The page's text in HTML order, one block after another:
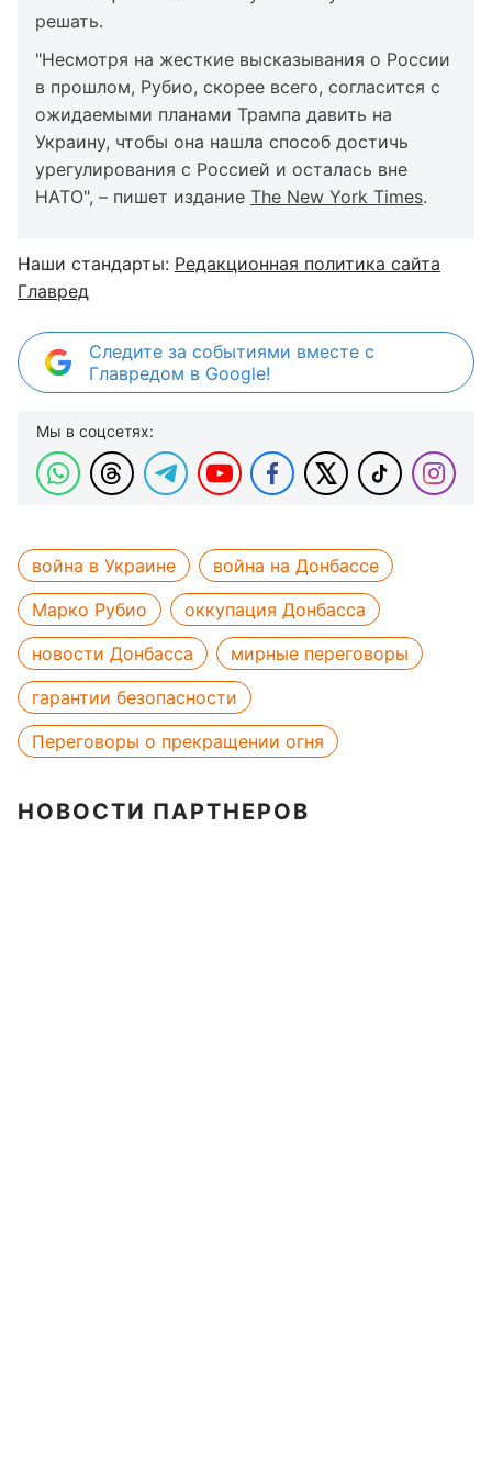
решать.
"Несмотря на жесткие высказывания о России
в прошлом, Рубио, скорее всего, согласится с
ожидаемыми планами Трампа давить на
Украину, чтобы она нашла способ достичь
урегулирования с Россией и осталась вне
НАТО", – пишет издание The New York Times.
Наши стандарты: Редакционная политика сайта
Главред
Следите за событиями вместе с
Главредом в Google!
Мы в соцсетях:
война в Украине
война на Донбассе
Марко Рубио
оккупация Донбасса
новости Донбасса
мирные переговоры
гарантии безопасности
Переговоры о прекращении огня
НОВОСТИ ПАРТНЕРОВ